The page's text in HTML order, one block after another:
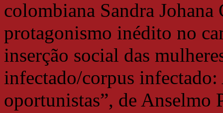
colombiana Sandra
protagonismo inédito no
inserção social das
infectado/corpus
oportunistas”, de Anselmo